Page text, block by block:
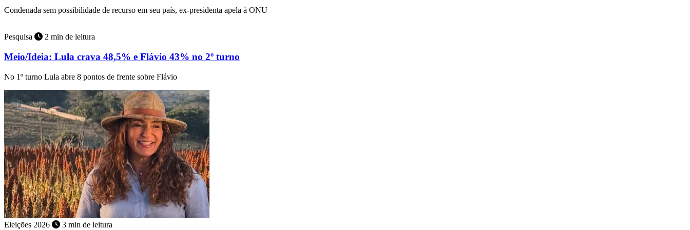
Condenada sem possibilidade de recurso em seu país, ex-presidenta apela à ONU
Pesquisa 2 min de leitura
Meio/Ideia: Lula crava 48,5% e Flávio 43% no 2º turno
No 1º turno Lula abre 8 pontos de frente sobre Flávio
Eleições 2026 3 min de leitura